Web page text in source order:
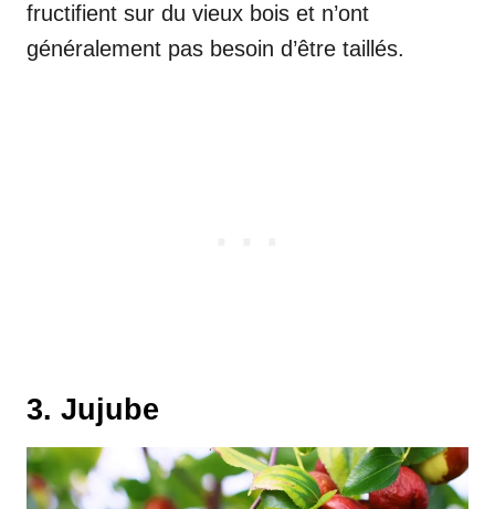
fructifient sur du vieux bois et n’ont
généralement pas besoin d’être taillés.
3. Jujube